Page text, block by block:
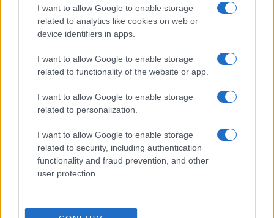
I want to allow Google to enable storage
related to analytics like cookies on web or
device identifiers in apps.
I want to allow Google to enable storage
related to functionality of the website or app.
I want to allow Google to enable storage
related to personalization.
I want to allow Google to enable storage
related to security, including authentication
functionality and fraud prevention, and other
user protection.
Domina el arte de evaluar fuentes y mapas,…